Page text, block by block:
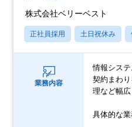
株式会社ベリーベスト
正社員採用 土日祝休み
業務内容
情報シス
契約まわ
理など幅広
具体的な業